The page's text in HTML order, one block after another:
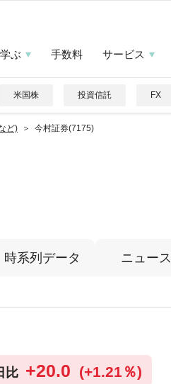
ぶ 手数料 サービス
米国株 投資信託 FX
ど) 今村証券(7175)
時系列データ ニュース
比 +20.0 (+1.21％)